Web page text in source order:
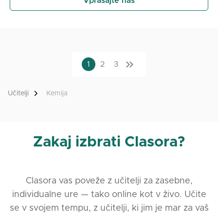
1 2 3
Učitelji Kemija
Zakaj izbrati Clasora?
Clasora vas poveže z učitelji za zasebne,
individualne ure — tako online kot v živo. Učite
se v svojem tempu, z učitelji, ki jim je mar za vaš